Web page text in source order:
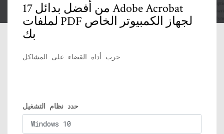
17 من أفضل بدائل Adobe Acrobat
لملفات PDF لجهاز الكمبيوتر الخاص
بك
جرب أداة القضاء على المشاكل
حدد نظام التشغيل